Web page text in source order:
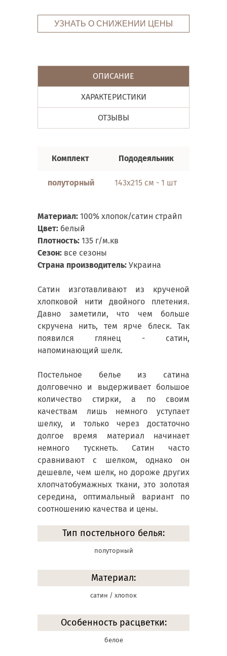
УЗНАТЬ О СНИЖЕНИИ ЦЕНЫ
ОПИСАНИЕ
ХАРАКТЕРИСТИКИ
ОТЗЫВЫ
Комплект Пододеяльник
полуторный 143х215 см - 1 шт
Материал: 100% хлопок/сатин страйп
Цвет: белый
Плотность: 135 г/м.кв
Сезон: все сезоны
Страна производитель: Украина
Сатин изготавливают из крученой
хлопковой нити двойного плетения.
Давно заметили, что чем больше
скручена нить, тем ярче блеск. Так
появился глянец - сатин,
напоминающий шелк.
Постельное белье из сатина
долговечно и выдерживает большое
количество стирки, а по своим
качествам лишь немного уступает
шелку, и только через достаточно
долгое время материал начинает
немного тускнеть. Сатин часто
сравнивают с шелком, однако он
дешевле, чем шелк, но дороже других
хлопчатобумажных ткани, это золотая
середина, оптимальный вариант по
соотношению качества и цены.
Тип постельного белья:
полуторный
Материал:
сатин / хлопок
Особенность расцветки:
белое